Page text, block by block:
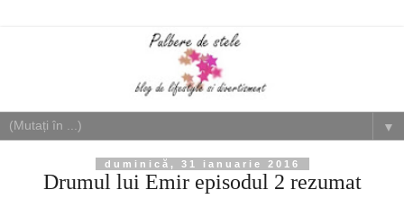
▼
duminică, 31 ianuarie 2016
Drumul lui Emir episodul 2 rezumat